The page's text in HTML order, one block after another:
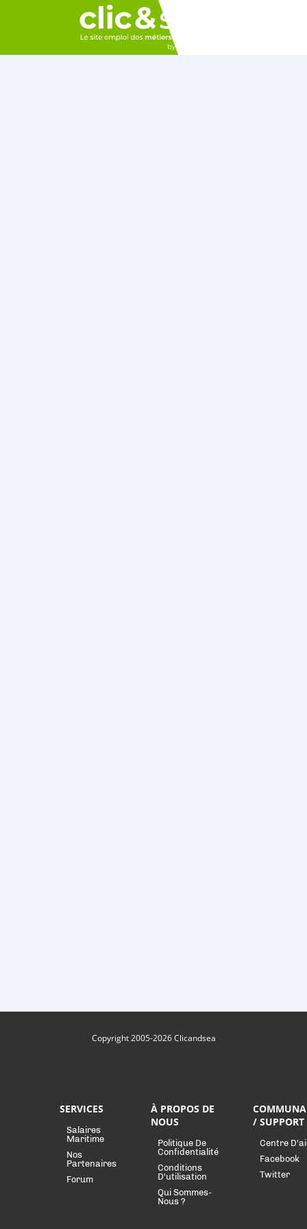
Copyright 2005-2026 Clicandsea
SERVICES
Salaires
Maritime
Nos
Partenaires
Forum
À PROPOS DE
NOUS
Politique De
Confidentialité
Conditions
D'utilisation
Qui Sommes-
Nous ?
/ SUPPORT
Centre
Facebook
Twitter